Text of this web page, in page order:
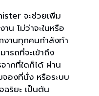
จะช่วยเพิ่ม
น ไม่ว่าจะในหรือ
านทุกคนกำลังทำ
รถที่จะเข้าถึง
ากที่ใดก็ได้ ผ่าน
จองที่นั่ง หรือระบบ
ฉริยะ เป็นต้น